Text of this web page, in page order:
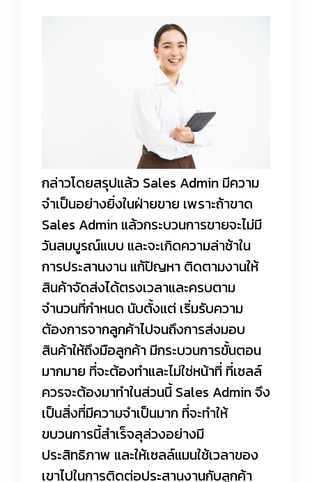
กล่าวโดยสรุปแล้ว Sales Admin มีความ
จำเป็นอย่างยิ่งในฝ่ายขาย เพราะถ้าขาด
Sales Admin แล้วกระบวนการขายจะไม่มี
วันสมบูรณ์แบบ และจะเกิดความล่าช้าใน
การประสานงาน แก้ปัญหา ติดตามงานให้
สินค้าจัดส่งได้ตรงเวลาและครบตาม
จำนวนที่กำหนด นับตั้งแต่ เริ่มรับความ
ต้องการจากลูกค้าไปจนถึงการส่งมอบ
สินค้าให้ถึงมือลูกค้า มีกระบวนการขั้นตอน
มากมาย ที่จะต้องทำและไม่ใช่หน้าที่ ที่เซลล์
ควรจะต้องมาทำในส่วนนี้ Sales Admin จึง
เป็นสิ่งที่มีความจำเป็นมาก ที่จะทำให้
ขบวนการนี้สำเร็จลุล่วงอย่างมี
ประสิทธิภาพ และให้เซลล์แมนใช้เวลาของ
เขาไปในการติดต่อประสานงานกับลูกค้า